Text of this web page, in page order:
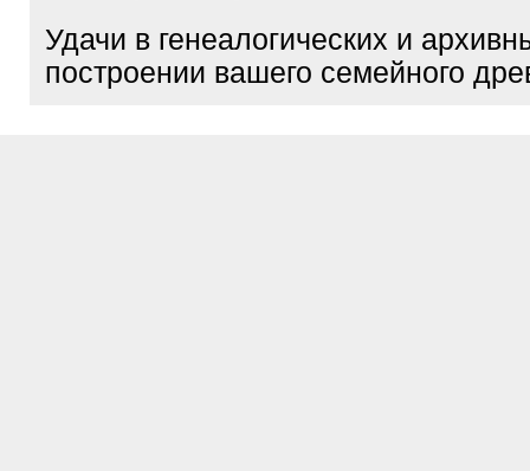
Удачи в генеалогических и
построении вашего семейного